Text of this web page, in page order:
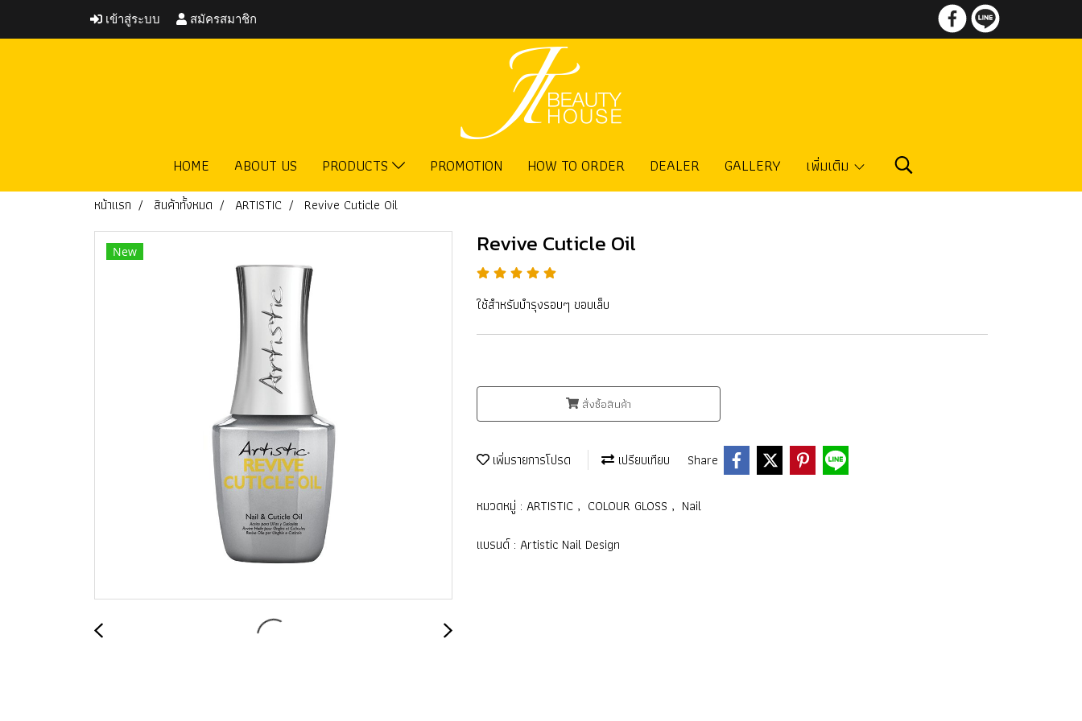
เข้าสู่ระบบ สมัครสมาชิก
HOME ABOUT US PRODUCTS PROMOTION HOW TO ORDER DEALER GALLERY เพิ่มเติม
หน้าแรก สินค้าทั้งหมด ARTISTIC Revive Cuticle Oil
New Revive Cuticle Oil
ใช้สำหรับบำรุงรอบๆ ขอบเล็บ
สั่งซื้อสินค้า
เพิ่มรายการโปรด เปรียบเทียบ Share
หมวดหมู่ : ARTISTIC , COLOUR GLOSS , Nail
แบรนด์ : Artistic Nail Design